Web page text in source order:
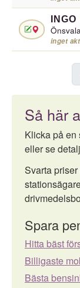
INGO
inget
Så här
Klicka på en
eller se
Svarta
Spara
Hitta bäst
Billigaste
Bästa